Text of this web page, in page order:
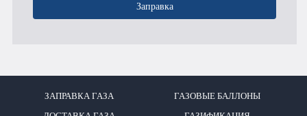
Заправка
ЗАПРАВКА ГАЗА ГАЗОВЫЕ БАЛЛОНЫ